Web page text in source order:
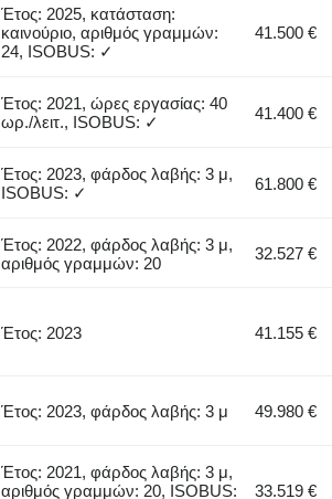
Έτος: 2025, κατάσταση:
καινούριο, αριθμός γραμμών:
24, ISOBUS: ✓
41.500 €
Έτος: 2021, ώρες εργασίας: 40
ωρ./λειτ., ISOBUS: ✓
41.400 €
Έτος: 2023, φάρδος λαβής: 3 μ,
ISOBUS: ✓
61.800 €
Έτος: 2022, φάρδος λαβής: 3 μ,
αριθμός γραμμών: 20
32.527 €
Έτος: 2023 41.155 €
Έτος: 2023, φάρδος λαβής: 3 μ 49.980 €
Έτος: 2021, φάρδος λαβής: 3 μ,
αριθμός γραμμών: 20, ISOBUS:
33.519 €